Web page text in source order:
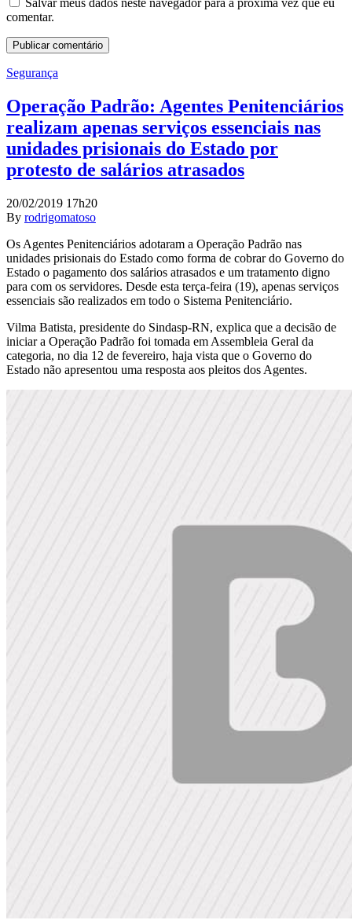
Salvar meus dados neste navegador para a próxima vez que eu
comentar.
Segurança
Operação Padrão: Agentes Penitenciários
realizam apenas serviços essenciais nas
unidades prisionais do Estado por
protesto de salários atrasados
20/02/2019 17h20
By rodrigomatoso
Os Agentes Penitenciários adotaram a Operação Padrão nas
unidades prisionais do Estado como forma de cobrar do Governo do
Estado o pagamento dos salários atrasados e um tratamento digno
para com os servidores. Desde esta terça-feira (19), apenas serviços
essenciais são realizados em todo o Sistema Penitenciário.
Vilma Batista, presidente do Sindasp-RN, explica que a decisão de
iniciar a Operação Padrão foi tomada em Assembleia Geral da
categoria, no dia 12 de fevereiro, haja vista que o Governo do
Estado não apresentou uma resposta aos pleitos dos Agentes.